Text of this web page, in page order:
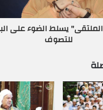
يسلط الضوء على
للتصوف